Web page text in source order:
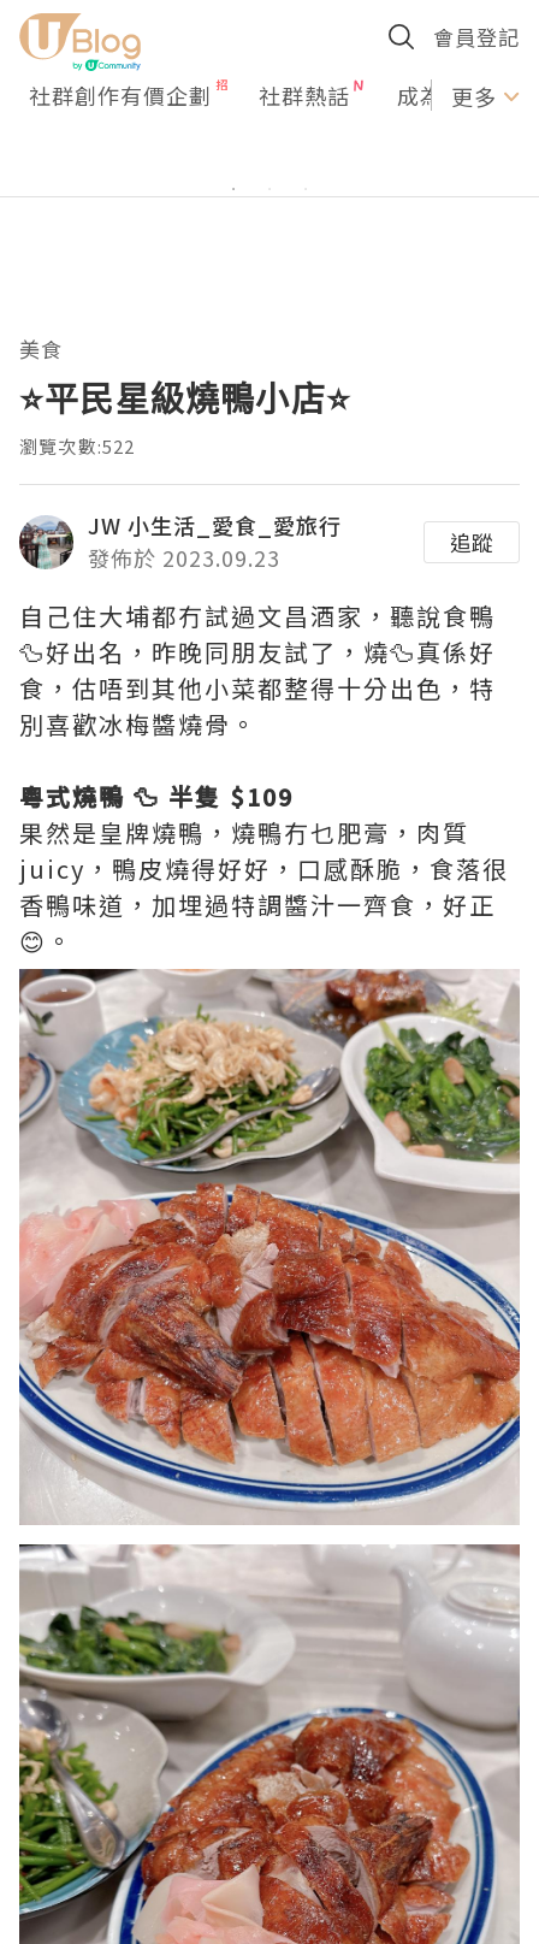
會員登記
社群創作有價企劃 社群熱話 成為U更多
美食
⭐️平民星級燒鴨小店⭐️
瀏覽次數:522
JW 小生活_愛食_愛旅行
發佈於 2023.09.23
追蹤
自己住大埔都冇試過文昌酒家，聽說食鴨
🦆好出名，昨晚同朋友試了，燒🦆真係好
食，估唔到其他小菜都整得十分出色，特
別喜歡冰梅醬燒骨。
粵式燒鴨 🦆 半隻 $109
果然是皇牌燒鴨，燒鴨冇乜肥膏，肉質
juicy，鴨皮燒得好好，口感酥脆，食落很
香鴨味道，加埋過特調醬汁一齊食，好正
😊。